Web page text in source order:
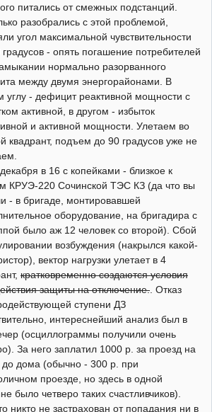
питались от смежных подстанций.
разобрались с этой проблемой,
угол максимальной чувствительности
градусов - опять погашение потребителей
нормально разорванного
между двумя энергорайонами. В
углу - дефицит реактивной мощности с
активной, в другом - избыток
и активной мощности. Улетаем во
квадрант, подъем до 90 градусов уже не
в 16 с копейками - близкое к
КРУЭ-220 Сочинской ТЭС КЗ (да что вы
- в бригаде, монтировавшей
оборудование, на бригадира с
было аж 12 человек со второй). Сбой
возбуждения (накрылся какой-
вектор нагрузки улетает в 4
кратковременно создаются условия
защиты на отключение. . Отказ
ступени ДЗ
интереснейший анализ был в
(осциллограммы получили очень
За него заплатил 1000 р. за проезд на
до дома (обычно - 300 р. при
проезде, но здесь в одной
было четверо таких счастливчиков).
никто не застрахован от попадания ни в